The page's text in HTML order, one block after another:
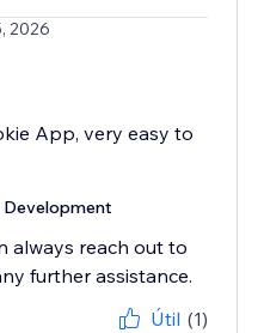
2026
App, very easy to
Development
always reach out to
further assistance.
Útil (1)